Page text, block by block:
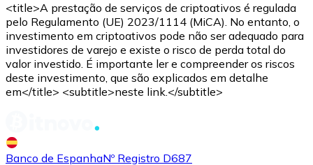
<title>A prestação de serviços de criptoativos é regulada
pelo Regulamento (UE) 2023/1114 (MiCA). No entanto, o
investimento em criptoativos pode não ser adequado para
investidores de varejo e existe o risco de perda total do
valor investido. É importante ler e compreender os riscos
deste investimento, que são explicados em detalhe
em</title> <subtitle>neste link.</subtitle>
Banco de EspanhaNº Registro D687